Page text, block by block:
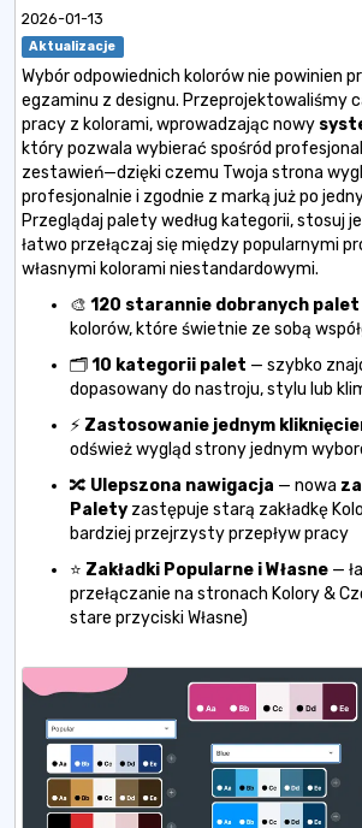
2026-01-13
Aktualizacje
Wybór odpowiednich kolorów nie powinien
egzaminu z designu. Przeprojektowaliśmy
pracy z kolorami, wprowadzając nowy
który pozwala wybierać spośród
zestawień—dzięki czemu Twoja strona
profesjonalnie i zgodnie z marką już po
Przeglądaj palety według kategorii, stosuj
łatwo przełączaj się między popularnymi
własnymi kolorami niestandardowymi.
🎨 120 starannie dobranych palet
kolorów, które świetnie ze sobą
🗂️10 kategorii palet — szybko
dopasowany do nastroju, stylu lub
⚡ Zastosowanie jednym
odśwież wygląd strony jednym
🔀 Ulepszona nawigacja — nowa
Palety zastępuje starą zakładkę
bardziej przejrzysty przepływ pracy
⭐ Zakładki Popularne i Własne —
przełączanie na stronach Kolory &
stare przyciski Własne)